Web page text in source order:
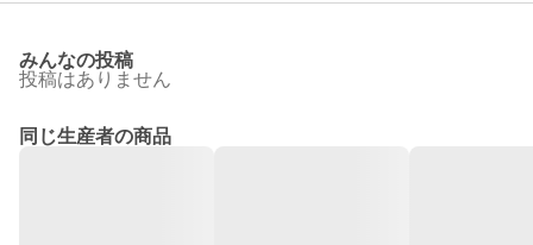
みんなの投稿
投稿はありません
同じ生産者の商品